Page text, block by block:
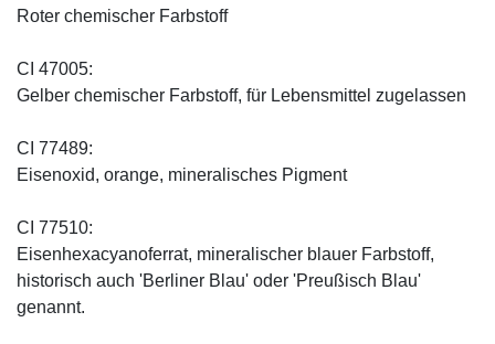
Roter chemischer Farbstoff
CI 47005:
Gelber chemischer Farbstoff, für Lebensmittel zugelassen
CI 77489:
Eisenoxid, orange, mineralisches Pigment
CI 77510:
Eisenhexacyanoferrat, mineralischer blauer Farbstoff,
historisch auch 'Berliner Blau' oder 'Preußisch Blau'
genannt.